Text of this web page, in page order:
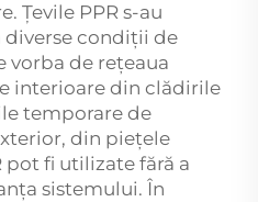
Țevile PPR s-au
diverse condiții de
vorba de rețeaua
interioare din clădirile
temporare de
din piețele
pot fi utilizate fără a
sistemului. În